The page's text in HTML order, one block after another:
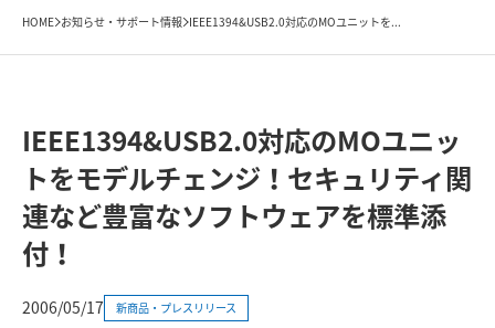
HOME お知らせ・サポート情報 IEEE1394&USB2.0対応のMOユニットを...
IEEE1394&USB2.0対応のMOユニッ
トをモデルチェンジ！セキュリティ関
連など豊富なソフトウェアを標準添
付！
2006/05/17 新商品・プレスリリース